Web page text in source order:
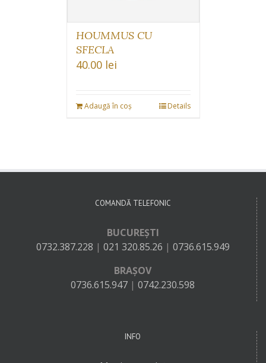
HOUMMUS CU
SFECLA
40.00 lei
Adaugă în coș Details
COMANDĂ TELEFONIC
BUCUREȘTI
0732.387.228 | 021 320.85.26 | 0736.615.949
BRAȘOV
0736.615.947 | 0742.230.598
INFO